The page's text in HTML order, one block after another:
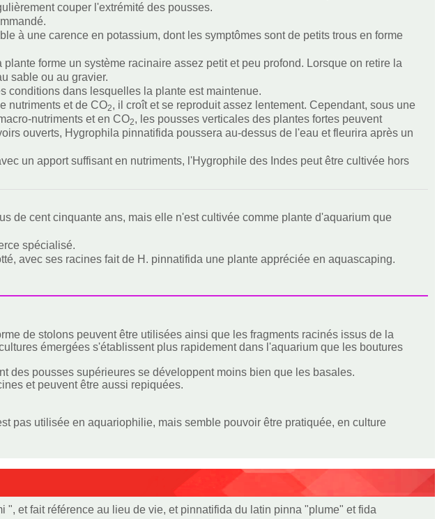
couper l'extrémité des pousses.
à une carence en potassium, dont les symptômes sont de petits trous en forme
forme un système racinaire assez petit et peu profond. Lorsque on retire la
sable ou au gravier.
conditions dans lesquelles la plante est maintenue.
nutriments et de CO2, il croît et se reproduit assez lentement. Cependant, sous une
nutriments et en CO2, les pousses verticales des plantes fortes peuvent
ouverts, Hygrophila pinnatifida poussera au-dessus de l'eau et fleurira après un
un apport suffisant en nutriments, l'Hygrophile des Indes peut être cultivée hors
de cent cinquante ans, mais elle n'est cultivée comme plante d'aquarium que
spécialisé.
avec ses racines fait de H. pinnatifida une plante appréciée en aquascaping.
de stolons peuvent être utilisées ainsi que les fragments racinés issus de la
émergées s'établissent plus rapidement dans l'aquarium que les boutures
des pousses supérieures se développent moins bien que les basales.
et peuvent être aussi repiquées.
pas utilisée en aquariophilie, mais semble pouvoir être pratiquée, en culture
et fait référence au lieu de vie, et pinnatifida du latin pinna "plume" et fida